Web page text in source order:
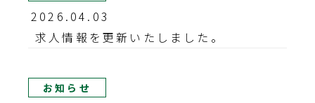
2026.04.03
求人情報を更新いたしました。
お知らせ